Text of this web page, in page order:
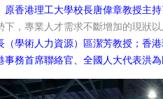
香港理工大學校長唐偉章教授主
，專業人才需求不斷增加的現狀
（學術人力資源）區潔芳教授；香
務首席聯絡官、全國人大代表洪為